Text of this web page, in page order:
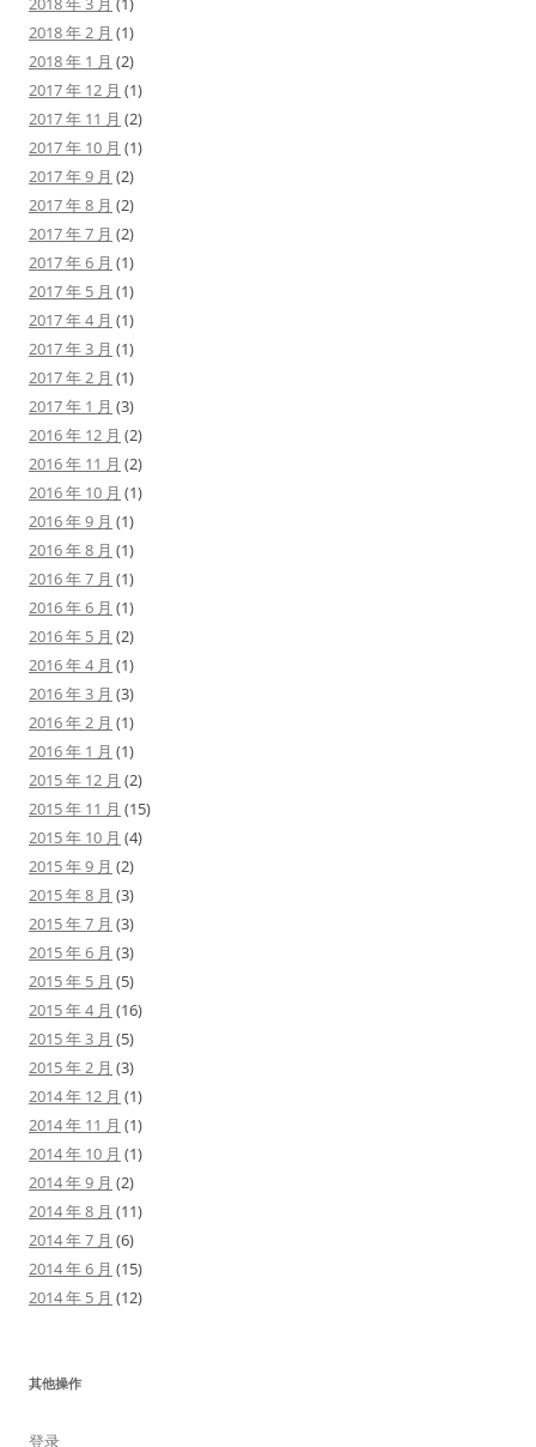
2018 年 2 月 (1)
2018 年 1 月 (2)
2017 年 12 月 (1)
2017 年 11 月 (2)
2017 年 10 月 (1)
2017 年 9 月 (2)
2017 年 8 月 (2)
2017 年 7 月 (2)
2017 年 6 月 (1)
2017 年 5 月 (1)
2017 年 4 月 (1)
2017 年 3 月 (1)
2017 年 2 月 (1)
2017 年 1 月 (3)
2016 年 12 月 (2)
2016 年 11 月 (2)
2016 年 10 月 (1)
2016 年 9 月 (1)
2016 年 8 月 (1)
2016 年 7 月 (1)
2016 年 6 月 (1)
2016 年 5 月 (2)
2016 年 4 月 (1)
2016 年 3 月 (3)
2016 年 2 月 (1)
2016 年 1 月 (1)
2015 年 12 月 (2)
2015 年 11 月 (15)
2015 年 10 月 (4)
2015 年 9 月 (2)
2015 年 8 月 (3)
2015 年 7 月 (3)
2015 年 6 月 (3)
2015 年 5 月 (5)
2015 年 4 月 (16)
2015 年 3 月 (5)
2015 年 2 月 (3)
2014 年 12 月 (1)
2014 年 11 月 (1)
2014 年 10 月 (1)
2014 年 9 月 (2)
2014 年 8 月 (11)
2014 年 7 月 (6)
2014 年 6 月 (15)
2014 年 5 月 (12)
其他操作
登录